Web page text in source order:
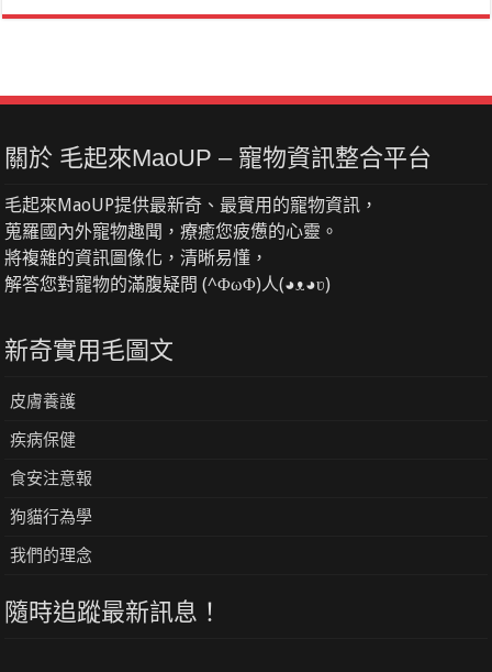
關於 毛起來MaoUP – 寵物資訊整合平台
毛起來MaoUP提供最新奇、最實用的寵物資訊，
蒐羅國內外寵物趣聞，療癒您疲憊的心靈。
將複雜的資訊圖像化，清晰易懂，
解答您對寵物的滿腹疑問 (^ΦωΦ)人(◕ᴥ◕ʋ)
新奇實用毛圖文
皮膚養護
疾病保健
食安注意報
狗貓行為學
我們的理念
隨時追蹤最新訊息！